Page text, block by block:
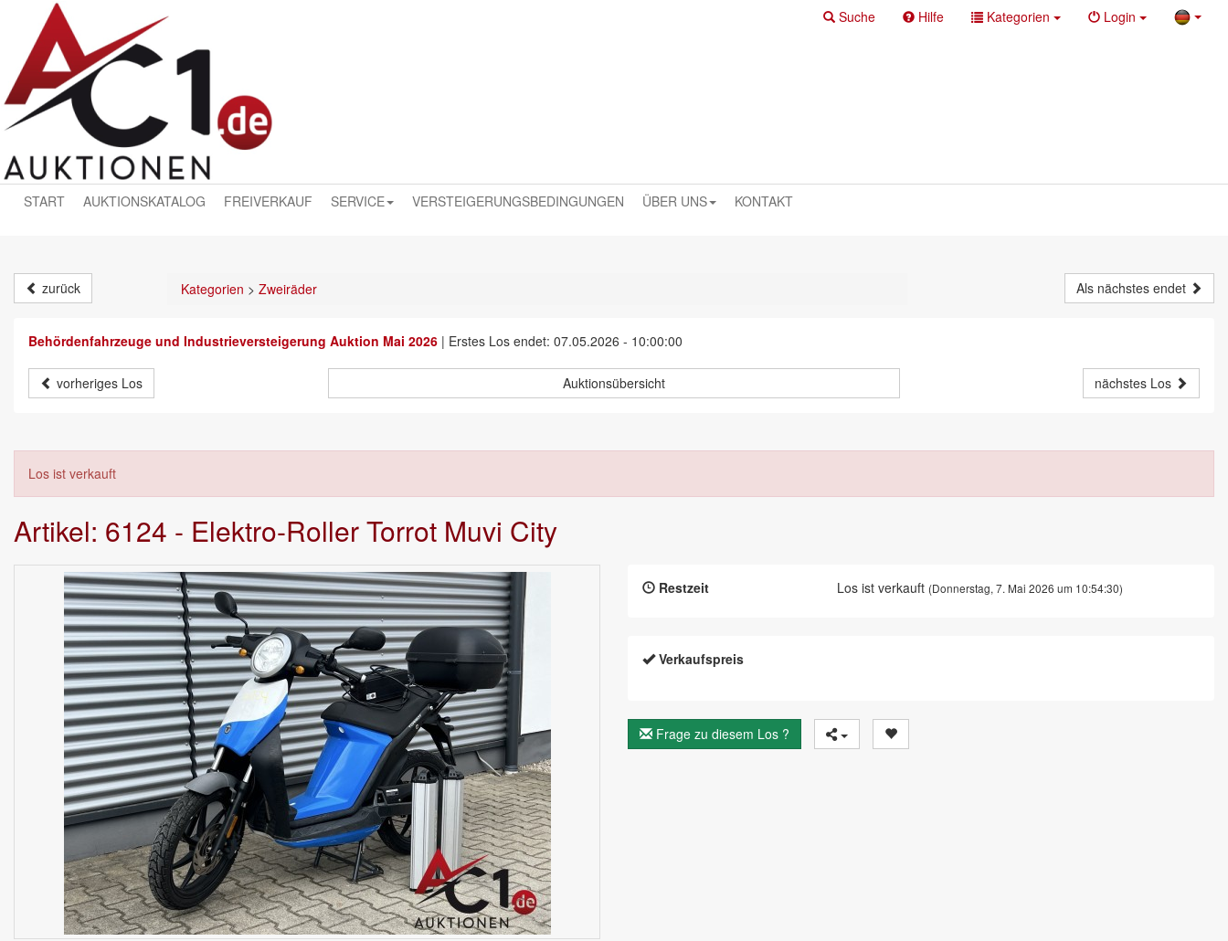
Suche Hilfe Kategorien Login
START AUKTIONSKATALOG FREIVERKAUF SERVICE VERSTEIGERUNGSBEDINGUNGEN ÜBER UNS KONTAKT
zurück Kategorien > Zweiräder Als nächstes endet
Behördenfahrzeuge und Industrieversteigerung Auktion Mai 2026 | Erstes Los endet: 07.05.2026 - 10:00:00
vorheriges Los Auktionsübersicht nächstes Los
Los ist verkauft
Artikel: 6124 - Elektro-Roller Torrot Muvi City
Restzeit Los ist verkauft (Donnerstag, 7. Mai 2026 um 10:54:30)
Verkaufspreis
Frage zu diesem Los ?